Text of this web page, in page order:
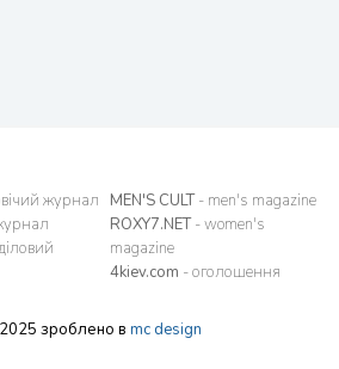
журнал
MEN'S CULT- men's magazine
ROXY7.NET- women's
magazine
4kiev.com - оголошення
зроблено в mc design